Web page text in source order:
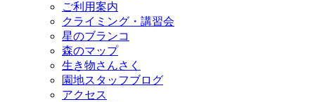
ご利用案内
クライミング・講習会
星のブランコ
森のマップ
生き物さんさく
園地スタッフブログ
アクセス